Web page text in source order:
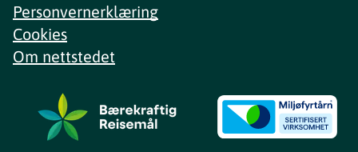
Personvernerklæring
Cookies
Om nettstedet